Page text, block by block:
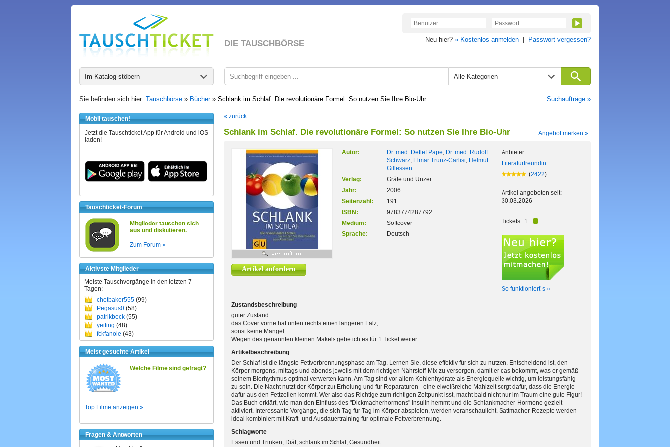
DIE TAUSCHBÖRSE Neu hier? » Kostenlos anmelden Passwort vergessen?
Im Katalog stöbern Alle Kategorien
Sie befinden sich hier: Tauschbörse » Bücher» Schlank im Schlaf. Die revolutionäre Formel: So nutzen Sie Ihre Bio-Uhr Suchaufträge »
Mobil tauschen!
Jetzt die Tauschticket App für Android und iOS
laden!
Tauschticket-Forum
Mitglieder tauschen sich
aus und diskutieren.
Zum Forum »
Aktivste Mitglieder
Meiste Tauschvorgänge in den letzten 7
Tagen:
chetbaker555 (99)
Pegasus0 (58)
patrikbeck (55)
yeiting (48)
fckfanole (43)
Meist gesuchte Artikel
Welche Filme sind gefragt?
Top Filme anzeigen »
Fragen & Antworten
« zurück
Schlank im Schlaf. Die revolutionäre Formel: So nutzen Sie Ihre Bio-Uhr Angebot merken »
Artikel anfordern
Autor: Dr. med. Detlef Pape, Dr. med. Rudolf
Schwarz, Elmar Trunz-Carlisi, Helmut
Gillessen
Verlag:
Gräfe und Unzer
Jahr:
2006
Seitenzahl:
191
ISBN:
9783774287792
Medium:
Softcover
Sprache:
Deutsch
Anbieter:
Literaturfreundin
(2422)
Artikel angeboten seit:
30.03.2026
Tickets: 1
So funktioniert´s »
Zustandsbeschreibung
guter Zustand
das Cover vorne hat unten rechts einen längeren Falz,
sonst keine Mängel
Wegen des genannten kleinen Makels gebe ich es für 1 Ticket weiter
Artikelbeschreibung
Der Schlaf ist die längste Fettverbrennungsphase am Tag. Lernen Sie, diese effektiv für sich zu nutzen. Entscheidend ist, den
Körper morgens, mittags und abends jeweils mit dem richtigen Nährstoff-Mix zu versorgen, damit er das bekommt, was er gemäß
seinem Biorhythmus optimal verwerten kann. Am Tag sind vor allem Kohlenhydrate als Energiequelle wichtig, um leistungsfähig
zu sein. Die Nacht nutzt der Körper zur Erholung und für Reparaturen - eine eiweißreiche Mahlzeit sorgt dafür, dass die Energie
dafür aus den Fettzellen kommt. Wer also das Richtige zum richtigen Zeitpunkt isst, macht bald nicht nur im Traum eine gute Figur!
Das Buch erklärt, wie man den Einfluss des "Dickmacherhormons" Insulin hemmt und die Schlankmacher-Hormone gezielt
aktiviert. Interessante Vorgänge, die sich Tag für Tag im Körper abspielen, werden veranschaulicht. Sattmacher-Rezepte werden
ideal kombiniert mit Kraft- und Ausdauertraining für optimale Fettverbrennung.
Schlagworte
Essen und Trinken, Diät, schlank im Schlaf, Gesundheit